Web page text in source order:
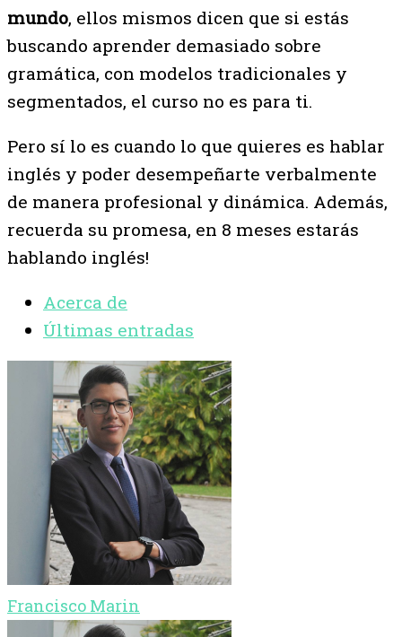
mundo, ellos mismos dicen que si estás
buscando aprender demasiado sobre
gramática, con modelos tradicionales y
segmentados, el curso no es para ti.
Pero sí lo es cuando lo que quieres es hablar
inglés y poder desempeñarte verbalmente
de manera profesional y dinámica. Además,
recuerda su promesa, en 8 meses estarás
hablando inglés!
Acerca de
Últimas entradas
Francisco Marin